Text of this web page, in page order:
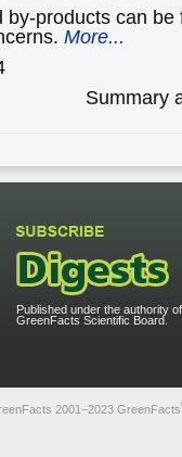
by-products can
More...
Summary
Published under the authority
GreenFacts Scientific Board.
2001–2023 GreenFacts